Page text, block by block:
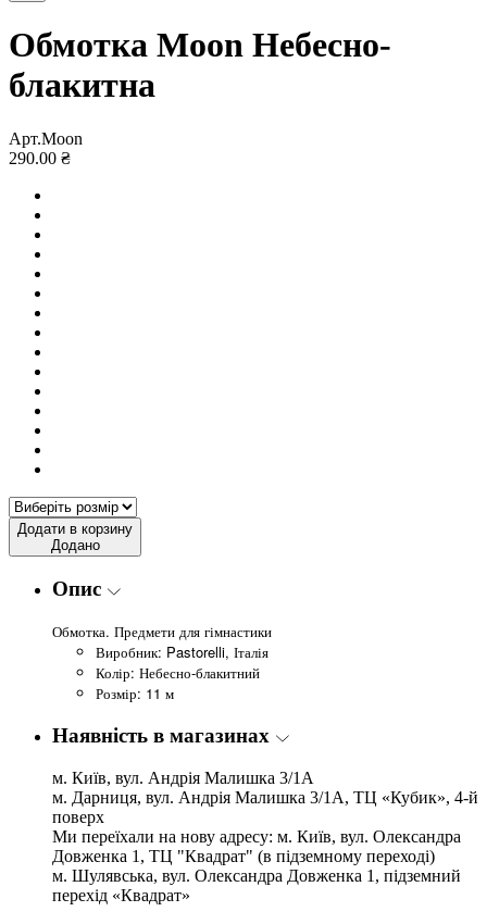
Обмотка Moon Небесно-
блакитна
Арт.Moon
290.00 ₴
Додати в корзину
Додано
Опис
Обмотка. Предмети для гімнастики
Виробник: Pastorelli, Італія
Колір: Небесно-блакитний
Розмір: 11 м
Наявність в магазинах
м. Київ, вул. Андрія Малишка 3/1А
м. Дарниця, вул. Андрія Малишка 3/1А, ТЦ «Кубик», 4-й
поверх
Ми переїхали на нову адресу: м. Київ, вул. Олександра
Довженка 1, ТЦ "Квадрат" (в підземному переході)
м. Шулявська, вул. Олександра Довженка 1, підземний
перехід «Квадрат»